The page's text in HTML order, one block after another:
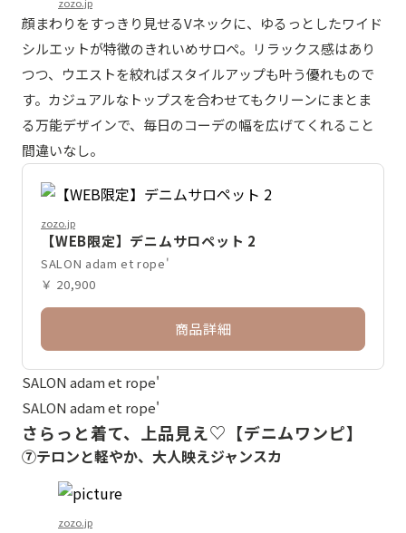
顔まわりをすっきり見せるVネックに、ゆるっとしたワイド
シルエットが特徴のきれいめサロペ。リラックス感はあり
つつ、ウエストを絞ればスタイルアップも叶う優れもので
す。カジュアルなトップスを合わせてもクリーンにまとま
る万能デザインで、毎日のコーデの幅を広げてくれること
間違いなし。
zozo.jp
【WEB限定】デニムサロペット 2
SALON adam et rope'
￥ 20,900
商品詳細
SALON adam et rope'
SALON adam et rope'
さらっと着て、上品見え♡【デニムワンピ】
⑦テロンと軽やか、大人映えジャンスカ
zozo.jp